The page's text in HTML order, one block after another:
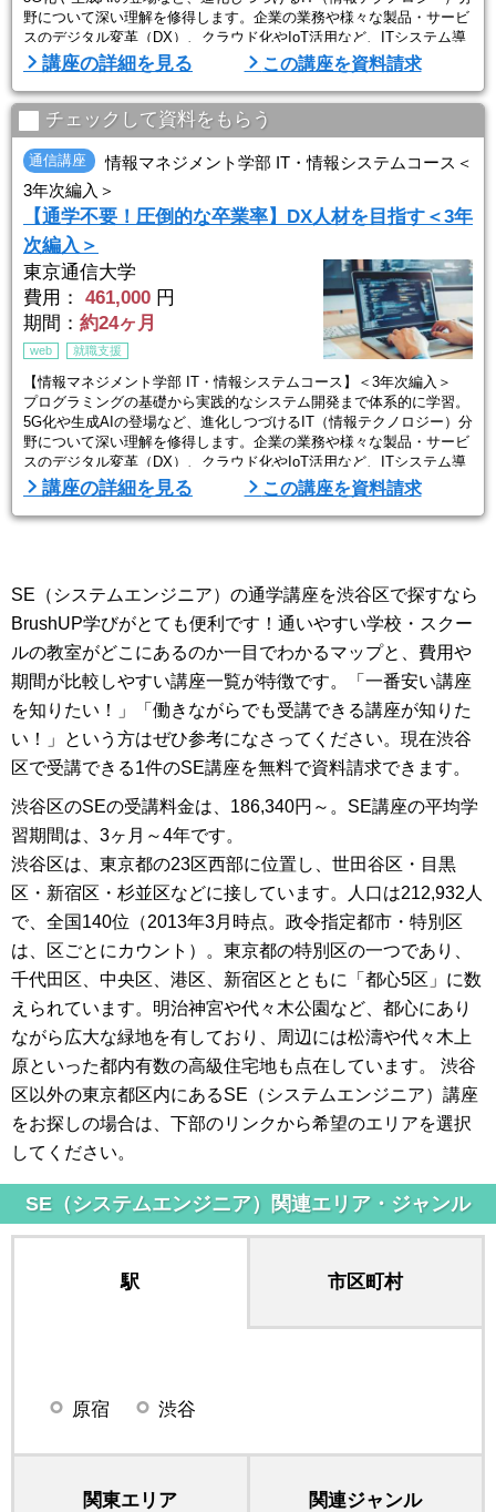
野について深い理解を修得します。企業の業務や様々な製品・サービ
スのデジタル変革（DX）、クラウド化やIoT活用など、ITシステム導
入・活用の課題分析から企画提案、設計開発、運用をリードできる人
材を育成します。
講座の詳細を見る この講座を資料請求
チェックして資料をもらう
通信講座
情報マネジメント学部 IT・情報システムコース＜
3年次編入＞
【通学不要！圧倒的な卒業率】DX人材を目指す＜3年
次編入＞
東京通信大学
費用：
461,000 円
期間： 約24ヶ月
web 就職支援
【情報マネジメント学部 IT・情報システムコース】＜3年次編入＞
プログラミングの基礎から実践的なシステム開発まで体系的に学習。
5G化や生成AIの登場など、進化しつづけるIT（情報テクノロジー）分
野について深い理解を修得します。企業の業務や様々な製品・サービ
スのデジタル変革（DX）、クラウド化やIoT活用など、ITシステム導
入・活用の課題分析から企画提案、設計開発、運用をリードできる人
材を育成します。
講座の詳細を見る この講座を資料請求
SE（システムエンジニア）の通学講座を渋谷区で探すなら
BrushUP学びがとても便利です！通いやすい学校・スクー
ルの教室がどこにあるのか一目でわかるマップと、費用や
期間が比較しやすい講座一覧が特徴です。「一番安い講座
を知りたい！」「働きながらでも受講できる講座が知りた
い！」という方はぜひ参考になさってください。現在渋谷
区で受講できる1件のSE講座を無料で資料請求できます。
渋谷区のSEの受講料金は、186,340円～。SE講座の平均学
習期間は、3ヶ月～4年です。
渋谷区は、東京都の23区西部に位置し、世田谷区・目黒
区・新宿区・杉並区などに接しています。人口は212,932人
で、全国140位（2013年3月時点。政令指定都市・特別区
は、区ごとにカウント）。東京都の特別区の一つであり、
千代田区、中央区、港区、新宿区とともに「都心5区」に数
えられています。明治神宮や代々木公園など、都心にあり
ながら広大な緑地を有しており、周辺には松濤や代々木上
原といった都内有数の高級住宅地も点在しています。 渋谷
区以外の東京都区内にあるSE（システムエンジニア）講座
をお探しの場合は、下部のリンクから希望のエリアを選択
してください。
SE（システムエンジニア）関連エリア・ジャンル
駅
原宿 渋谷
市区町村
関東エリア 関連ジャンル